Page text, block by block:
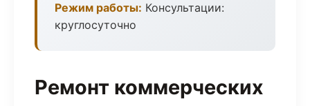
Режим работы: Консультации:
круглосуточно
Ремонт коммерческих